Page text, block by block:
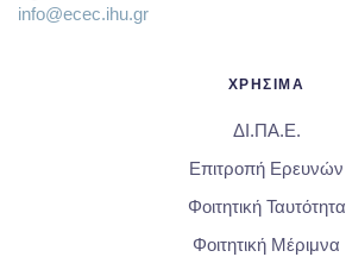
info@ecec.ihu.gr
ΧΡΗΣΙΜΑ
ΔΙ.ΠΑ.Ε.
Επιτροπή Ερευνών
Φοιτητική Ταυτότητα
Φοιτητική Μέριμνα